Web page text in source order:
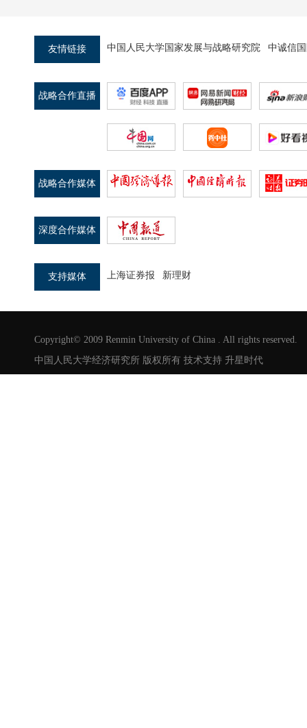
友情链接 中国人民大学国家发展与战略研究院 中诚信
战略合作直播
战略合作媒体
深度合作媒体
支持媒体 上海证券报 新理财
Copyright© 2009 Renmin University of China . All rights reserved.
中国人民大学经济研究所 版权所有 技术支持 升星时代